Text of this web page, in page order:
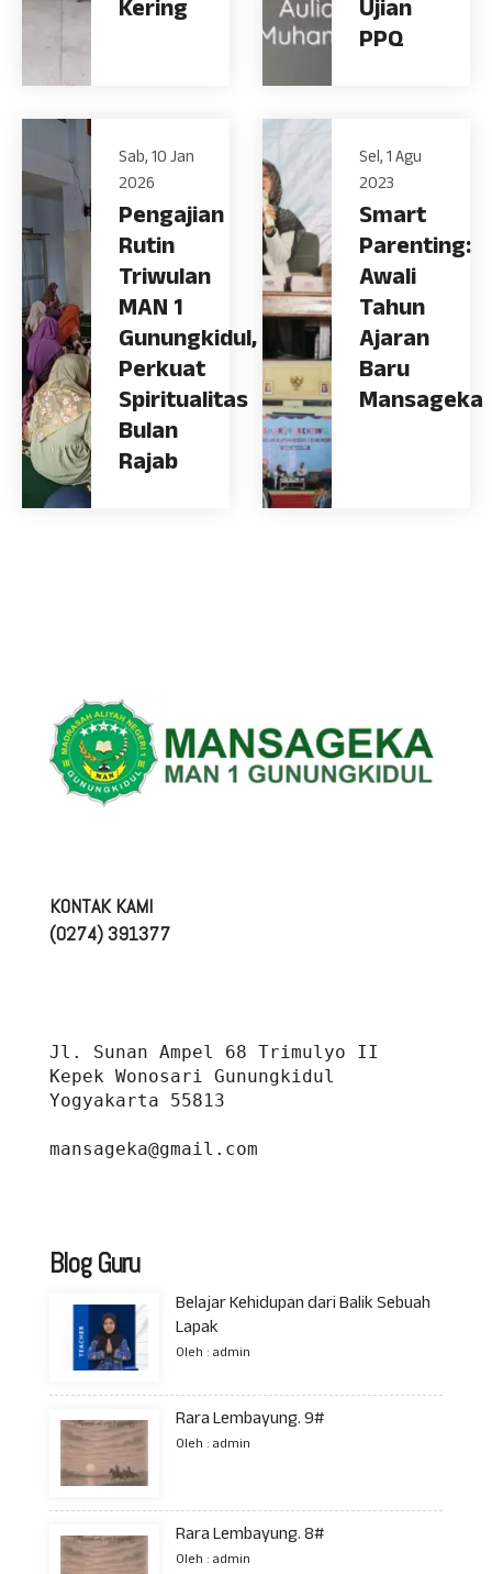
Kering Ujian
PPQ
Sab, 10 Jan
2026
Pengajian
Rutin
Triwulan
MAN 1
Gunungkidul,
Perkuat
Spiritualitas
Bulan
Rajab
Sel, 1 Agu
2023
Smart
Parenting:
Awali
Tahun
Ajaran
Baru
Mansageka
KONTAK KAMI
(0274) 391377
Jl. Sunan Ampel 68 Trimulyo II
Kepek Wonosari Gunungkidul
Yogyakarta 55813
mansageka@gmail.com
Blog Guru
Belajar Kehidupan dari Balik Sebuah
Lapak
Oleh : admin
Rara Lembayung. 9#
Oleh : admin
Rara Lembayung. 8#
Oleh : admin